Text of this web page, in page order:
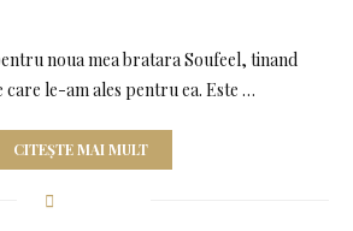
noua mea bratara Soufeel, tinand
le-am ales pentru ea. Este …
CITEȘTE MAI MULT